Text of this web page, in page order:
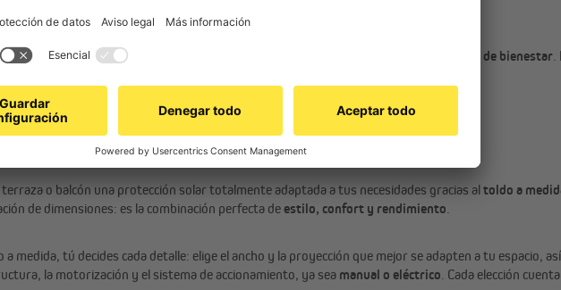
se vuelve rápidamente imprescindible y transforma tu exterior en un auténtico refugio de bienestar.
una zona de sombra en tu terraza
terraza o balcón una protección solar totalmente adaptada a tus necesidades gracias altoldo a
de dimensiones: es la combinación perfecta de estilo, confort y rendimiento.
a medida, tú decides cada detalle: elige el ancho y la proyección que mejor se adapten a tu espacio,
la motorización y el sistema de accionamiento, ya sea manual o eléctrico. Cada elección